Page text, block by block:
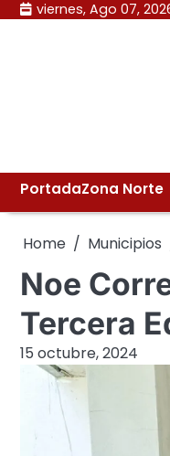
Skip viernes, Ago 07,
PortadaZona Norte
Home Municipios
Noe
Tercera
15 octubre, 2024